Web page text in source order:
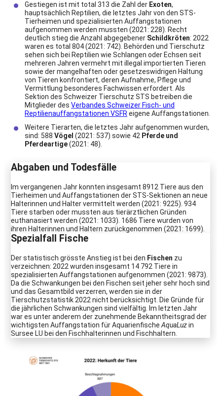
Gestiegen ist mit total 313 die Zahl der Exoten,
hauptsächlich Reptilien, die letztes Jahr von den STS-
Tierheimen und spezialisierten Auffangstationen
aufgenommen werden mussten (2021: 228). Recht
deutlich stieg die Anzahl abgegebener Schildkröten: 2022
waren es total 804 (2021: 742). Behörden und Tierschutz
sehen sich bei Reptilien wie Schlangen oder Echsen seit
mehreren Jahren vermehrt mit illegal importierten Tieren
sowie der mangelhaften oder gesetzeswidrigen Haltung
von Tieren konfrontiert, deren Aufnahme, Pflege und
Vermittlung besonderes Fachwissen erfordert. Als
Sektion des Schweizer Tierschutz STS betreiben die
Mitglieder des Verbandes Schweizer Fisch- und
Reptilienauffangstationen VSFReigene Auffangstationen.
Weitere Tierarten, die letztes Jahr aufgenommen wurden,
sind: 588 Vögel (2021: 537) sowie 42 Pferde und
Pferdeartige(2021: 48).
Abgaben und Todesfälle
Im vergangenen Jahr konnten insgesamt 8912 Tiere aus den
Tierheimen und Auffangstationen der STS-Sektionen an neue
Halterinnen und Halter vermittelt werden (2021: 9225). 934
Tiere starben oder mussten aus tierärztlichen Gründen
euthanasiert werden (2021: 1033). 1686 Tiere wurden von
ihren Halterinnen und Haltern zurückgenommen (2021: 1699).
Spezialfall Fische
Der statistisch grösste Anstieg ist bei den Fischen zu
verzeichnen: 2022 wurden insgesamt 14 792 Tiere in
spezialisierten Auffangstationen aufgenommen (2021: 9873).
Da die Schwankungen bei den Fischen seit jeher sehr hoch sind
und das Gesamtbild verzerren, werden sie in der
Tierschutzstatistik 2022 nicht berücksichtigt. Die Gründe für
die jährlichen Schwankungen sind vielfältig. Im letzten Jahr
war es unter anderem der zunehmende Bekanntheitsgrad der
wichtigsten Auffangstation für Aquarienfische AquaLuzin
Sursee LU bei den Fischhalterinnen und Fischhaltern.